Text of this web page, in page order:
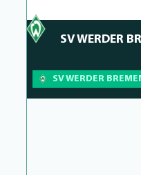
SV WERDER
SV WERDER